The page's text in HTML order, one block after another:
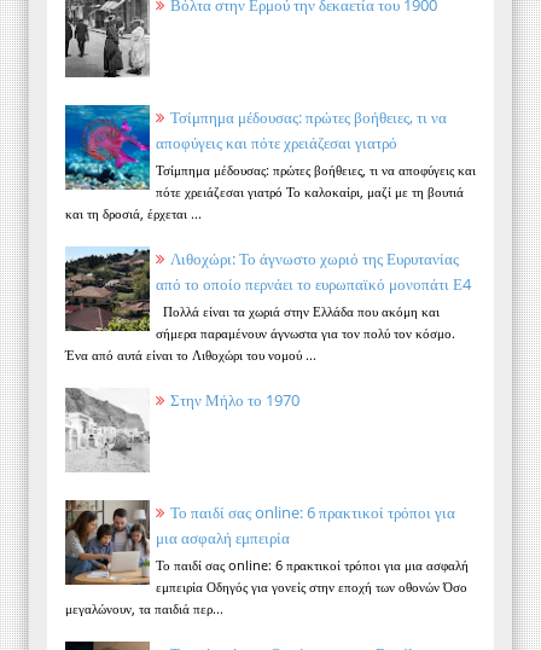
Βόλτα στην Ερμού την δεκαετία του 1900
Τσίμπημα μέδουσας: πρώτες βοήθειες, τι να
αποφύγεις και πότε χρειάζεσαι γιατρό
Τσίμπημα μέδουσας: πρώτες βοήθειες, τι να αποφύγεις και
πότε χρειάζεσαι γιατρό Το καλοκαίρι, μαζί με τη βουτιά
και τη δροσιά, έρχεται ...
Λιθοχώρι: Το άγνωστο χωριό της Ευρυτανίας
από το οποίο περνάει το ευρωπαϊκό μονοπάτι Ε4
Πολλά είναι τα χωριά στην Ελλάδα που ακόμη και
σήμερα παραμένουν άγνωστα για τον πολύ τον κόσμο.
Ένα από αυτά είναι το Λιθοχώρι του νομού ...
Στην Μήλο το 1970
Το παιδί σας online: 6 πρακτικοί τρόποι για
μια ασφαλή εμπειρία
Το παιδί σας online: 6 πρακτικοί τρόποι για μια ασφαλή
εμπειρία Οδηγός για γονείς στην εποχή των οθονών Όσο
μεγαλώνουν, τα παιδιά περ...